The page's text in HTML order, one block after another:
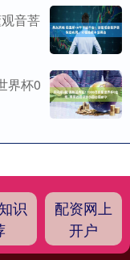
音菩
界杯0
识
配资网上
开户